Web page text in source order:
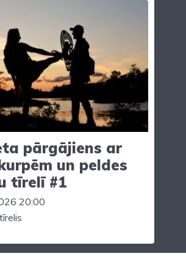
pārgājiens ar
un peldes
tīrelī #1
20:00